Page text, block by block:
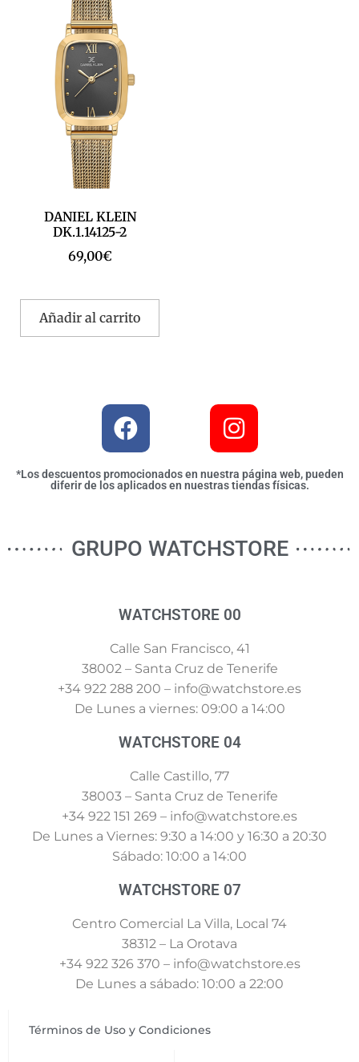
DANIEL KLEIN
DK.1.14125-2
69,00€
Añadir al carrito
*Los descuentos promocionados en nuestra página web, pueden
diferir de los aplicados en nuestras tiendas físicas.
GRUPO WATCHSTORE
WATCHSTORE 00
Calle San Francisco, 41
38002 – Santa Cruz de Tenerife
+34 922 288 200 – info@watchstore.es
De Lunes a viernes: 09:00 a 14:00
WATCHSTORE 04
Calle Castillo, 77
38003 – Santa Cruz de Tenerife
+34 922 151 269 – info@watchstore.es
De Lunes a Viernes: 9:30 a 14:00 y 16:30 a 20:30
Sábado: 10:00 a 14:00
WATCHSTORE 07
Centro Comercial La Villa, Local 74
38312 – La Orotava
+34 922 326 370 – info@watchstore.es
De Lunes a sábado: 10:00 a 22:00
Términos de Uso y Condiciones